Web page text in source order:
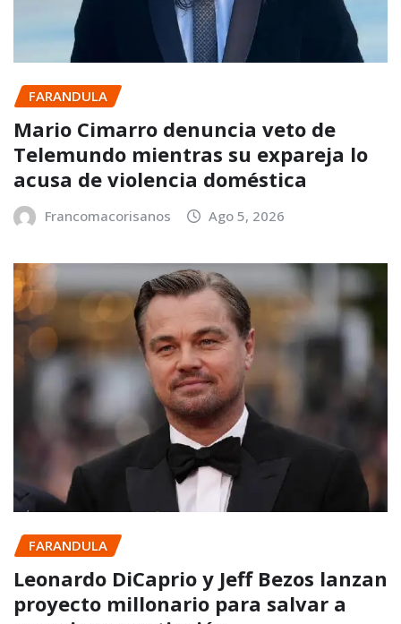
FARANDULA
Mario Cimarro denuncia veto de
Telemundo mientras su expareja lo
acusa de violencia doméstica
Francomacorisanos Ago 5, 2026
FARANDULA
Leonardo DiCaprio y Jeff Bezos lanzan
proyecto millonario para salvar a